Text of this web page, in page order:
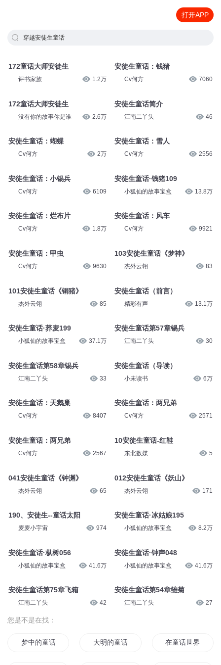
打开APP
穿越安徒生童话
172童话大师安徒生
评书家族 1.2万
172童话大师安徒生
没有你的故事你是谁 2.6万
安徒生童话：蝴蝶
Cv何方 2万
安徒生童话：小锡兵
Cv何方 6109
安徒生童话：烂布片
Cv何方 1.8万
安徒生童话：甲虫
Cv何方 9630
101安徒生童话《铜猪》
杰外云翎 85
安徒生童话·荞麦199
小狐仙的故事宝盒 37.1万
安徒生童话第58章锡兵
江南二丫头 33
安徒生童话：天鹅巢
Cv何方 8407
安徒生童话：两兄弟
Cv何方 2567
041安徒生童话《钟渊》
杰外云翎 65
190、安徒生--童话太阳
麦麦小宇宙 974
安徒生童话·枞树056
小狐仙的故事宝盒 41.6万
安徒生童话第75章飞箱
江南二丫头 42
安徒生童话：钱猪
Cv何方 7060
安徒生童话简介
江南二丫头 46
安徒生童话：雪人
Cv何方 2556
安徒生童话·钱猪109
小狐仙的故事宝盒 13.8万
安徒生童话：风车
Cv何方 9921
103安徒生童话《梦神》
杰外云翎 83
安徒生童话（前言）
精彩有声 13.1万
安徒生童话第57章锡兵
江南二丫头 30
安徒生童话（导读）
小未读书 6万
安徒生童话：两兄弟
Cv何方 2571
10安徒生童话-红鞋
东北数媒 5
012安徒生童话《妖山》
杰外云翎 171
安徒生童话·冰姑娘195
小狐仙的故事宝盒 8.2万
安徒生童话·钟声048
小狐仙的故事宝盒 41.6万
安徒生童话第54章雏菊
江南二丫头 27
您是不是在找：
梦中的童话 大明的童话 在童话世界当魔女